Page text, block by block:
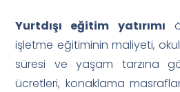
Yurtdışı eğitim yatırımı
işletme eğitiminin maliyeti,
süresi ve yaşam tarzına
ücretleri, konaklama